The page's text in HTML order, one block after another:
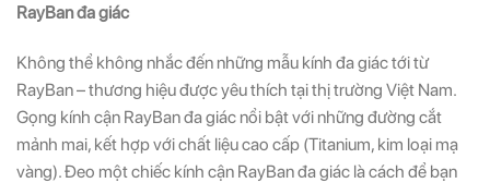
RayBan đa giác
Không thể không nhắc đến những mẫu kính đa giác tới từ
RayBan – thương hiệu được yêu thích tại thị trường Việt Nam.
Gọng kính cận RayBan đa giác nổi bật với những đường cắt
mảnh mai, kết hợp với chất liệu cao cấp (Titanium, kim loại mạ
vàng). Đeo một chiếc kính cận RayBan đa giác là cách để bạn